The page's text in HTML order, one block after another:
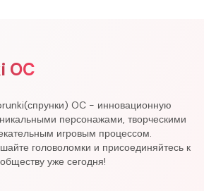
OC
OC - инновационную
персонажами, творческими
игровым процессом.
головоломки и присоединяйтесь к
уже сегодня!